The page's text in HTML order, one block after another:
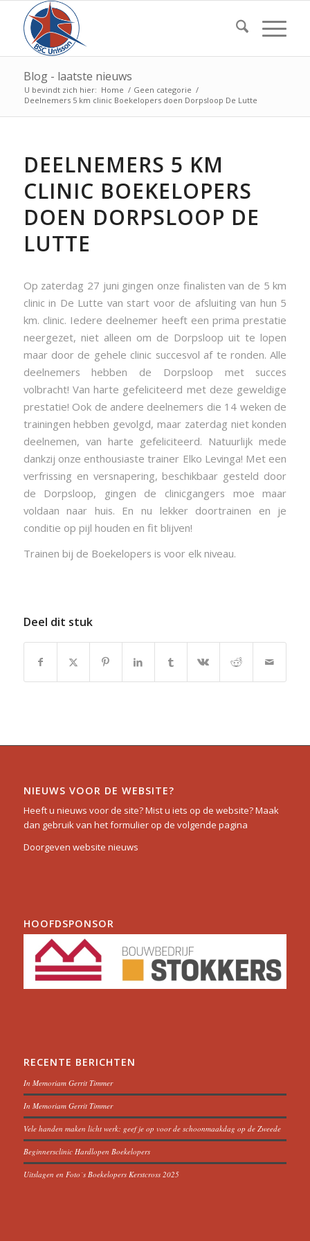
Blog - laatste nieuws
U bevindt zich hier: Home / Geen categorie /
Deelnemers 5 km clinic Boekelopers doen Dorpsloop De Lutte
DEELNEMERS 5 KM
CLINIC BOEKELOPERS
DOEN DORPSLOOP DE
LUTTE
Op zaterdag 27 juni gingen onze finalisten van de 5 km
clinic in De Lutte van start voor de afsluiting van hun 5
km. clinic. Iedere deelnemer heeft een prima prestatie
neergezet, niet alleen om de Dorpsloop uit te lopen
maar door de gehele clinic succesvol af te ronden. Alle
deelnemers hebben de Dorpsloop met succes
volbracht! Van harte gefeliciteerd met deze geweldige
prestatie! Ook de andere deelnemers die 14 weken de
trainingen hebben gevolgd, maar zaterdag niet konden
deelnemen, van harte gefeliciteerd. Natuurlijk mede
dankzij onze enthousiaste trainer Elko Levinga! Met een
verfrissing en versnapering, beschikbaar gesteld door
de Dorpsloop, gingen de clinicgangers moe maar
voldaan naar huis. En nu lekker doortrainen en je
conditie op pijl houden en fit blijven!
Trainen bij de Boekelopers is voor elk niveau.
Deel dit stuk
NIEUWS VOOR DE WEBSITE?
Heeft u nieuws voor de site? Mist u iets op de website? Maak
dan gebruik van het formulier op de volgende pagina
Doorgeven website nieuws
HOOFDSPONSOR
RECENTE BERICHTEN
In Memoriam Gerrit Timmer
In Memoriam Gerrit Timmer
Vele handen maken licht werk: geef je op voor de schoonmaakdag op de Zweede
Beginnersclinic Hardlopen Boekelopers
Uitslagen en Foto´s Boekelopers Kerstcross 2025